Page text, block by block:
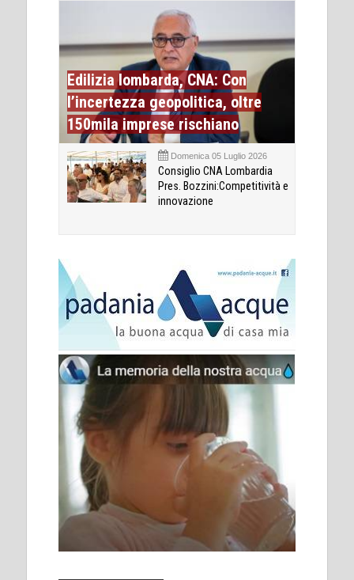
Edilizia lombarda, CNA: Con
l’incertezza geopolitica, oltre
150mila imprese rischiano
Domenica 05 Luglio 2026
Consiglio CNA Lombardia
Pres. Bozzini:Competitività e
innovazione